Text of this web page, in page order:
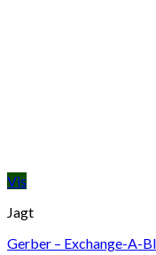
Vis
Jagt
Gerber – Exchange-A-